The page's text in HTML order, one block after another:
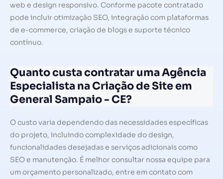
web e design responsivo. Conforme pacote contratado
pode incluir otimização SEO, integração com plataformas
de e-commerce, criação de blogs e suporte técnico
contínuo.
Quanto custa contratar uma Agência
Especialista na Criação de Site em
General Sampaio - CE?
O custo varia dependendo das necessidades específicas
do projeto, incluindo complexidade do design,
funcionalidades desejadas e serviços adicionais como
SEO e manutenção. É melhor consultar nossa equipe para
um orçamento personalizado, entre em contato com